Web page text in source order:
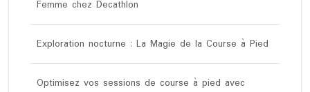
Femme chez Decathlon
Exploration nocturne : La Magie de la Course à Pied
Optimisez vos sessions de course à pied avec